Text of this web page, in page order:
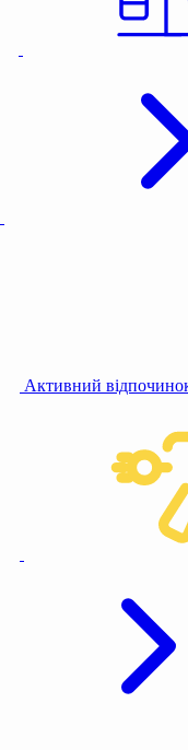
Активний